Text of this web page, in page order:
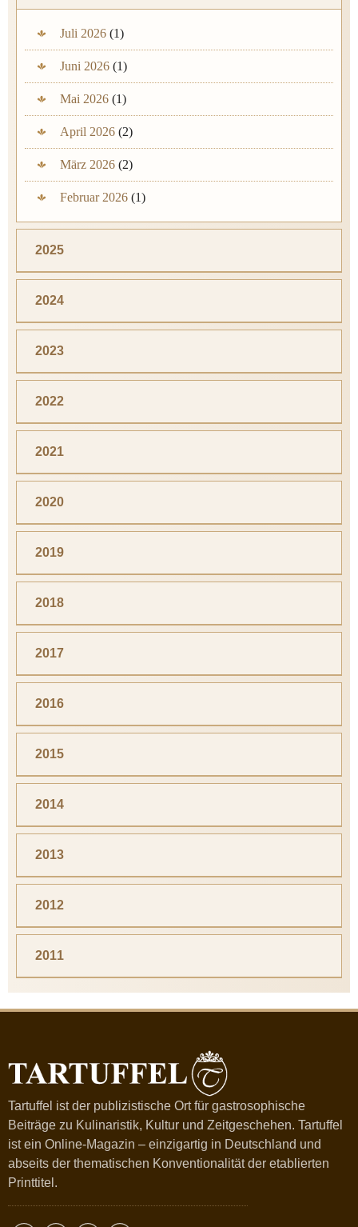
Juli 2026 (1)
Juni 2026 (1)
Mai 2026 (1)
April 2026 (2)
März 2026 (2)
Februar 2026 (1)
2025
2024
2023
2022
2021
2020
2019
2018
2017
2016
2015
2014
2013
2012
2011
Tartuffel ist der publizistische Ort für gastrosophische
Beiträge zu Kulinaristik, Kultur und Zeitgeschehen. Tartuffel
ist ein Online-Magazin – einzigartig in Deutschland und
abseits der thematischen Konventionalität der etablierten
Printtitel.